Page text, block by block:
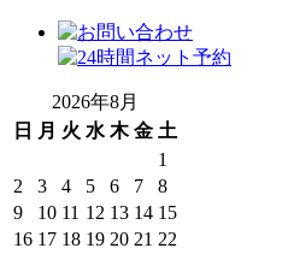
2026年8月
日
月 火 水 木 金 土
1
2
3 4 5 6 7
8
9
10 11 12 13 14 15
16 17 18 19 20 21 22